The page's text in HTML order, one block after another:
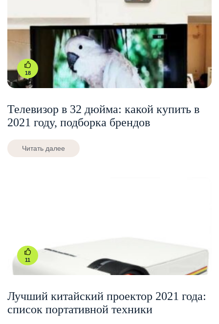
18
Телевизор в 32 дюйма: какой купить в
2021 году, подборка брендов
Читать далее
11
Лучший китайский проектор 2021 года:
список портативной техники